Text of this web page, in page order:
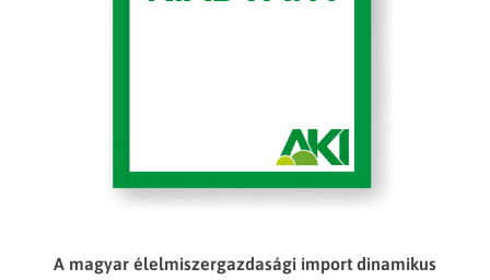
A magyar élelmiszergazdasági import dinamikus